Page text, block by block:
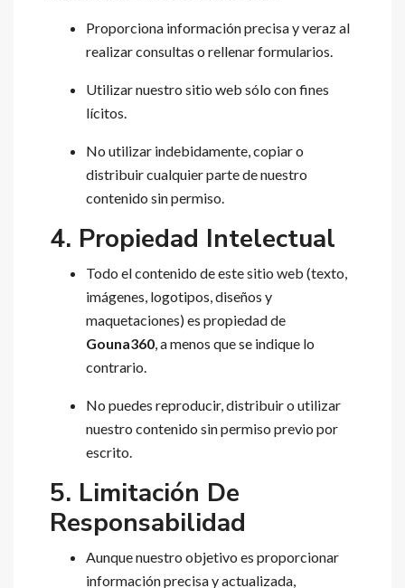
Proporciona información precisa y veraz al
realizar consultas o rellenar formularios.
Utilizar nuestro sitio web sólo con fines
lícitos.
No utilizar indebidamente, copiar o
distribuir cualquier parte de nuestro
contenido sin permiso.
4. Propiedad Intelectual
Todo el contenido de este sitio web (texto,
imágenes, logotipos, diseños y
maquetaciones) es propiedad de
Gouna360, a menos que se indique lo
contrario.
No puedes reproducir, distribuir o utilizar
nuestro contenido sin permiso previo por
escrito.
5. Limitación De
Responsabilidad
Aunque nuestro objetivo es proporcionar
información precisa y actualizada,